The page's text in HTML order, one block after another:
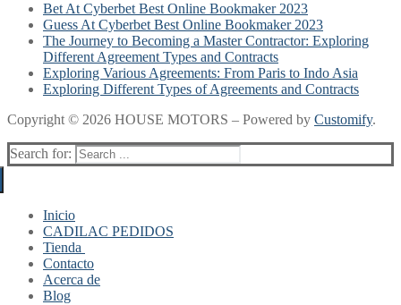
Bet At Cyberbet Best Online Bookmaker 2023
Guess At Cyberbet Best Online Bookmaker 2023
The Journey to Becoming a Master Contractor: Exploring
Different Agreement Types and Contracts
Exploring Various Agreements: From Paris to Indo Asia
Exploring Different Types of Agreements and Contracts
Copyright © 2026 HOUSE MOTORS – Powered by Customify.
Search for:
Inicio
CADILAC PEDIDOS
Tienda
Mi cuenta
Finalizar compra
Contacto
Acerca de
Blog